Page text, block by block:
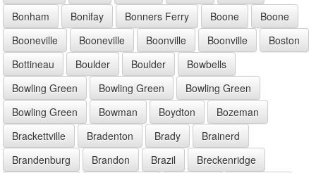
Bonham
Bonifay Bonners Ferry Boone
Boone
Booneville
Booneville Boonville Boonville
Boston
Bottineau
Boulder Boulder
Bowbells
Bowling Green
Bowling Green
Bowling Green
Bowling Green
Bowman Boydton
Bozeman
Brackettville
Bradenton Brady
Brainerd
Brandenburg
Brandon Brazil
Breckenridge